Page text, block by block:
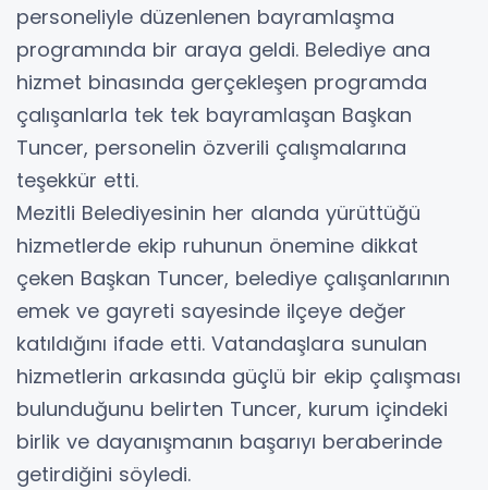
personeliyle düzenlenen bayramlaşma
programında bir araya geldi. Belediye ana
hizmet binasında gerçekleşen programda
çalışanlarla tek tek bayramlaşan Başkan
Tuncer, personelin özverili çalışmalarına
teşekkür etti.
Mezitli Belediyesinin her alanda yürüttüğü
hizmetlerde ekip ruhunun önemine dikkat
çeken Başkan Tuncer, belediye çalışanlarının
emek ve gayreti sayesinde ilçeye değer
katıldığını ifade etti. Vatandaşlara sunulan
hizmetlerin arkasında güçlü bir ekip çalışması
bulunduğunu belirten Tuncer, kurum içindeki
birlik ve dayanışmanın başarıyı beraberinde
getirdiğini söyledi.